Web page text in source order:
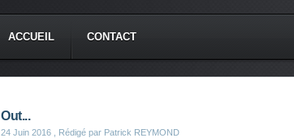
ACCUEIL CONTACT
Out...
24 Juin 2016 , Rédigé par Patrick REYMOND